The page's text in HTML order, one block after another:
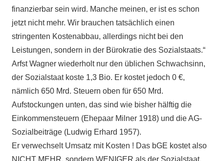
finanzierbar sein wird. Manche meinen, er ist es schon
jetzt nicht mehr. Wir brauchen tatsächlich einen
stringenten Kostenabbau, allerdings nicht bei den
Leistungen, sondern in der Bürokratie des Sozialstaats.“
Arfst Wagner wiederholt nur den üblichen Schwachsinn,
der Sozialstaat koste 1,3 Bio. Er kostet jedoch 0 €,
nämlich 650 Mrd. Steuern oben für 650 Mrd.
Aufstockungen unten, das sind wie bisher hälftig die
Einkommensteuern (Ehepaar Milner 1918) und die AG-
Sozialbeiträge (Ludwig Erhard 1957).
Er verwechselt Umsatz mit Kosten ! Das bGE kostet also
NICHT MEHR, sondern WENIGER als der Sozialstaat,